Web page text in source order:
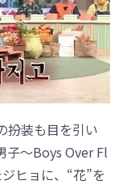
扮装も目を引い
子～Boys Over Fl
ヒョに、“花”を